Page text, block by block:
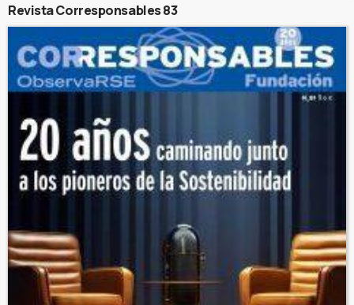
Revista Corresponsables 83